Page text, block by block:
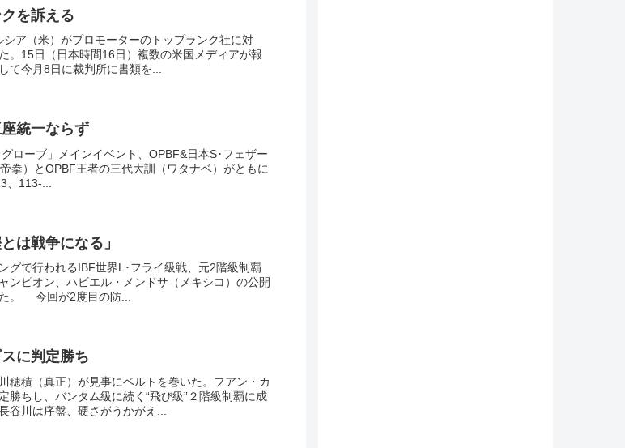
を訴える
ア（米）がプロモーターのトップランク社に対
。15日（日本時間16日）複数の米国メディアが報
て今月8日に裁判所に書類を...
統一ならず
ローブ」メインイベント、OPBF&日本S･フェザー
拳）とOPBF王者の三代大訓（ワタナベ）がともに
113-...
は戦争になる」
グで行われるIBF世界L･フライ級戦、元2階級制覇
ンピオン、ハビエル・メンドサ（メキシコ）の公開
。 今回が2度目の防...
に判定勝ち
穂積（真正）が見事にベルトを巻いた。フアン・カ
勝ちし、バンタム級に続く“飛び級”２階級制覇に成
川は序盤、硬さがうかがえ...